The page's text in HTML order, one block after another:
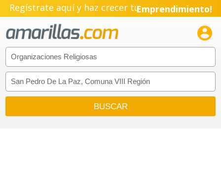
Regístrate aquí y haz crecer tuEmprendimiento!
